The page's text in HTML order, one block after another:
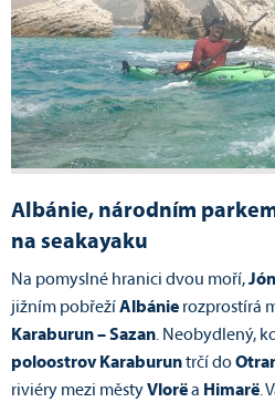
Albánie, národním
na seakayaku
Na pomyslné hranici dvou moří,
jižním pobřeží Albánie rozprostírá
Karaburun – Sazan. Neobydlený,
poloostrov Karaburuntrčí do
riviéry mezi městyVlorëa Himarë.